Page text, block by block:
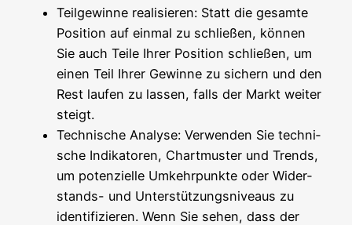
Teil­ge­win­ne rea­li­sie­ren: Statt die gesam­te
Posi­ti­on auf ein­mal zu schlie­ßen, kön­nen
Sie auch Tei­le Ihrer Posi­ti­on schlie­ßen, um
einen Teil Ihrer Gewin­ne zu sichern und den
Rest lau­fen zu las­sen, falls der Markt wei­ter
steigt.
Tech­ni­sche Ana­ly­se: Ver­wen­den Sie tech­ni­
sche Indi­ka­to­ren, Chart­mus­ter und Trends,
um poten­zi­el­le Umkehr­punk­te oder Wider­
stands- und Unter­stüt­zungs­ni­veaus zu
iden­ti­fi­zie­ren. Wenn Sie sehen, dass der